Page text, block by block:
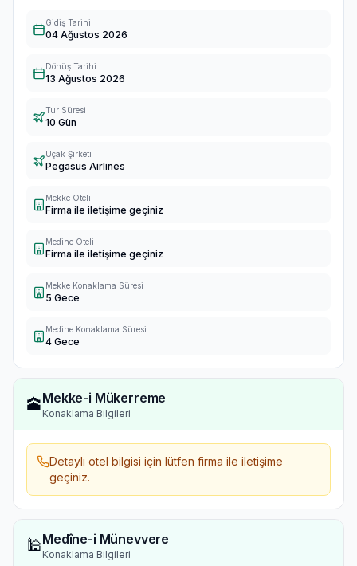
Gidiş Tarihi
04 Ağustos 2026
Dönüş Tarihi
13 Ağustos 2026
Tur Süresi
10 Gün
Uçak Şirketi
Pegasus Airlines
Mekke Oteli
Firma ile iletişime geçiniz
Medine Oteli
Firma ile iletişime geçiniz
Mekke Konaklama Süresi
5 Gece
Medine Konaklama Süresi
4 Gece
🕋Mekke-i Mükerreme
Konaklama Bilgileri
Detaylı otel bilgisi için lütfen firma ile iletişime
geçiniz.
🕌Medîne-i Münevvere
Konaklama Bilgileri